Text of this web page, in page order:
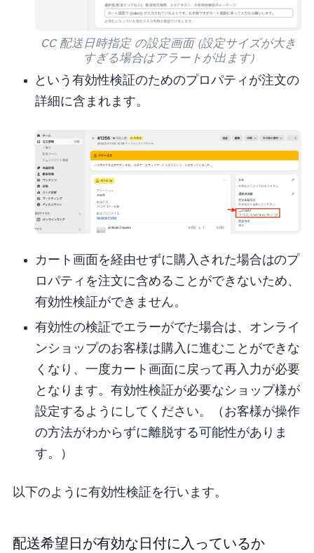
CC 配送日時指定 の設定画面 (設定サイズが大き
すぎる場合はアラートが出ます)
“__ccValid” という有効性検証のためのプロパティが ”注文の
詳細” に含まれます。
カート画面を経由せずに購入された場合は “__ccValid” のプ
ロパティを注文に含めることができないため、
有効性検証ができません。
有効性の検証でエラーがでた場合は、オンライ
ンショップのお客様は購入に進むことができな
くなり、一度カート画面に戻って再入力が必要
となります。有効性検証が必要なショップ様が
設定するようにしてください。（お客様が操作
の方法がわからずに離脱する可能性がありま
す。）
以下のように有効性検証を行います。
1. 配送希望日が有効な日付に入っているか